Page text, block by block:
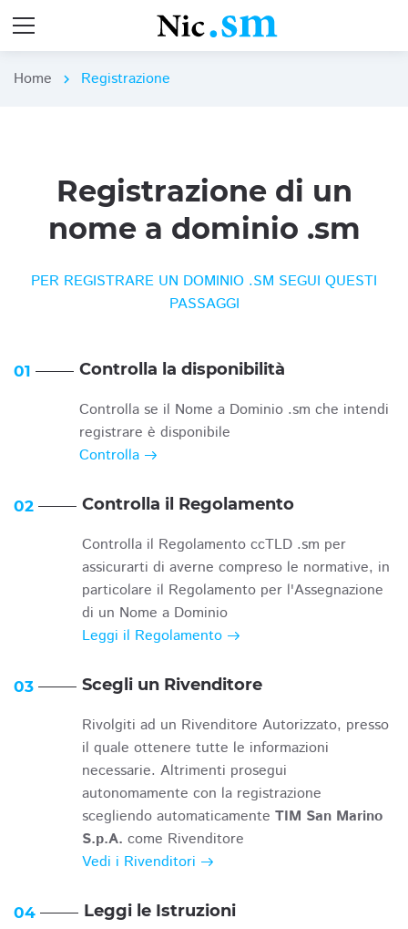
Home chevron_right Registrazione
Registrazione di un
nome a dominio .sm
PER REGISTRARE UN DOMINIO .SM SEGUI QUESTI
PASSAGGI
01 Controlla la disponibilità
Controlla se il Nome a Dominio .sm che intendi
registrare è disponibile
Controlla
02 Controlla il Regolamento
Controlla il Regolamento ccTLD .sm per
assicurarti di averne compreso le normative, in
particolare il Regolamento per l'Assegnazione
di un Nome a Dominio
Leggi il Regolamento
03 Scegli un Rivenditore
Rivolgiti ad un Rivenditore Autorizzato, presso
il quale ottenere tutte le informazioni
necessarie. Altrimenti prosegui
autonomamente con la registrazione
scegliendo automaticamente TIM San Marino
S.p.A. come Rivenditore
Vedi i Rivenditori
04 Leggi le Istruzioni